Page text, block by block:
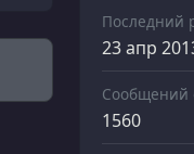
Последний
23 апр
Сообщений
1560